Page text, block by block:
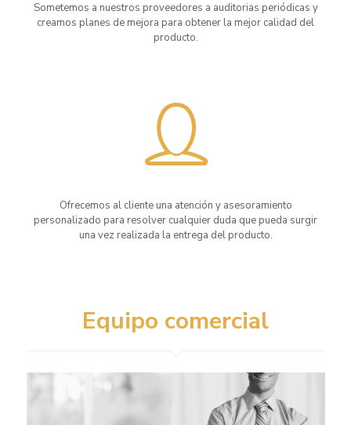
Sometemos a nuestros proveedores a auditorias periódicas y
creamos planes de mejora para obtener la mejor calidad del
producto.
Ofrecemos al cliente una atención y asesoramiento
personalizado para resolver cualquier duda que pueda surgir
una vez realizada la entrega del producto.
Equipo comercial